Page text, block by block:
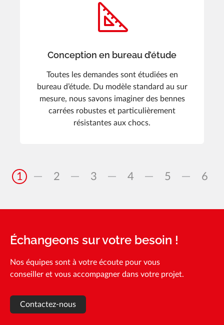
Conception en bureau d’étude
Toutes les demandes sont étudiées en
bureau d’étude. Du modèle standard au sur
mesure, nous savons imaginer des bennes
carrées robustes et particulièrement
résistantes aux chocs.
1 2 3 4 5 6
Échangeons sur votre besoin !
Nos équipes sont à votre écoute pour vous
conseiller et vous accompagner dans votre projet.
Contactez-nous